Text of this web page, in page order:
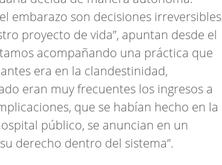
embarazo son decisiones irreversibles
proyecto de vida”, apuntan desde el
acompañando una práctica que
era en la clandestinidad,
eran muy frecuentes los ingresos a
que se habían hecho en la
público, se anuncian en un
derecho dentro del sistema”.